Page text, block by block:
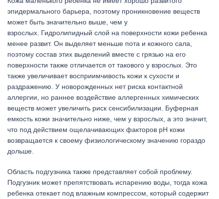
эпидермального барьера, поэтому проникновение веществ
может быть значительно выше, чем у
взрослых. Гидролипидный слой на поверхности кожи ребенка
менее развит. Он выделяет меньше пота и кожного сала,
поэтому состав этих выделений вместе с грязью на его
поверхности также отличается от такового у взрослых. Это
также увеличивает восприимчивость кожи к сухости и
раздражению. У новорожденных нет риска контактной
аллергии, но раннее воздействие аллергенных химических
веществ может увеличить риск сенсибилизации. Буферная
емкость кожи значительно ниже, чем у взрослых, а это значит,
что под действием ощелачивающих факторов рН кожи
возвращается к своему физиологическому значению гораздо
дольше.
Область подгузника также представляет собой проблему.
Подгузник может препятствовать испарению воды, тогда кожа
ребенка отекает под влажным компрессом, который содержит